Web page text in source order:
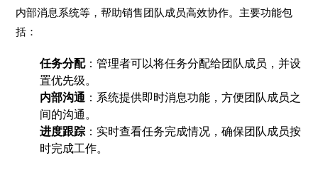
内部消息系统等，帮助销售团队成员高效协作。主要功能包
括：
任务分配：管理者可以将任务分配给团队成员，并设
置优先级。
内部沟通 ：系统提供即时消息功能，方便团队成员之
间的沟通。
进度跟踪 ：实时查看任务完成情况，确保团队成员按
时完成工作。